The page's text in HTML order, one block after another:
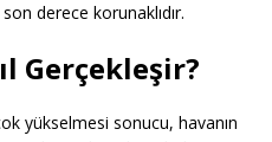
derece korunaklıdır.
Gerçekleşir?
yükselmesi sonucu, havanın